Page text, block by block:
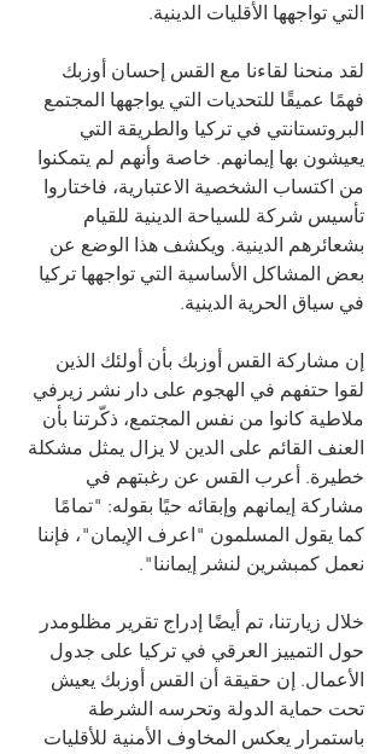
التي تواجهها الأقليات الدينية.
لقد منحنا لقاءنا مع القس إحسان أوزبك
فهمًا عميقًا للتحديات التي يواجهها المجتمع
البروتستانتي في تركيا والطريقة التي
يعيشون بها إيمانهم. خاصة وأنهم لم يتمكنوا
من اكتساب الشخصية الاعتبارية، فاختاروا
تأسيس شركة للسياحة الدينية للقيام
بشعائرهم الدينية. ويكشف هذا الوضع عن
بعض المشاكل الأساسية التي تواجهها تركيا
في سياق الحرية الدينية.
إن مشاركة القس أوزبك بأن أولئك الذين
لقوا حتفهم في الهجوم على دار نشر زيرفي
ملاطية كانوا من نفس المجتمع، ذكّرتنا بأن
العنف القائم على الدين لا يزال يمثل مشكلة
خطيرة. أعرب القس عن رغبتهم في
مشاركة إيمانهم وإبقائه حيًا بقوله: "تمامًا
كما يقول المسلمون "اعرف الإيمان"، فإننا
نعمل كمبشرين لنشر إيماننا".
خلال زيارتنا، تم أيضًا إدراج تقرير مظلومدر
حول التمييز العرقي في تركيا على جدول
الأعمال. إن حقيقة أن القس أوزبك يعيش
تحت حماية الدولة وتحرسه الشرطة
باستمرار يعكس المخاوف الأمنية للأقليات